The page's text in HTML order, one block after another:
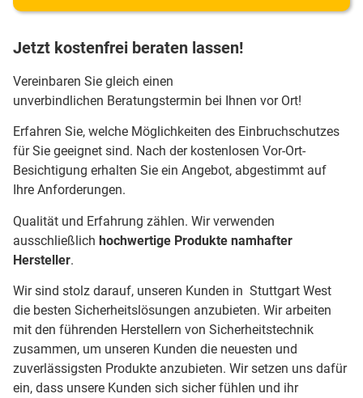
Jetzt kostenfrei beraten lassen!
Vereinbaren Sie gleich einen
unverbindlichen Beratungstermin bei Ihnen vor Ort!
Erfahren Sie, welche Möglichkeiten des Einbruchschutzes
für Sie geeignet sind. Nach der kostenlosen Vor-Ort-
Besichtigung erhalten Sie ein Angebot, abgestimmt auf
Ihre Anforderungen.
Qualität und Erfahrung zählen. Wir verwenden
ausschließlich hochwertige Produkte namhafter
Hersteller.
Wir sind stolz darauf, unseren Kunden in Stuttgart West
die besten Sicherheitslösungen anzubieten. Wir arbeiten
mit den führenden Herstellern von Sicherheitstechnik
zusammen, um unseren Kunden die neuesten und
zuverlässigsten Produkte anzubieten. Wir setzen uns dafür
ein, dass unsere Kunden sich sicher fühlen und ihr